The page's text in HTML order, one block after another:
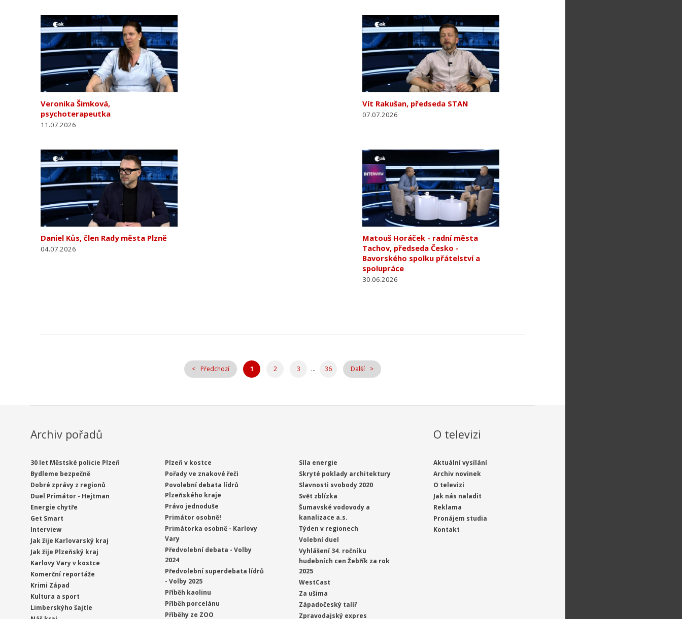
Veronika Šimková,
psychoterapeutka
11.07.2026
Vít Rakušan, předseda STAN
07.07.2026
Daniel Kůs, člen Rady města Plzně
04.07.2026
Matouš Horáček - radní města
Tachov, předseda Česko -
Bavorského spolku přátelství a
spolupráce
30.06.2026
Předchozí 1 2 3 ... 36 Další
Archiv pořadů
30 let Městské policie Plzeň
Bydleme bezpečně
Dobré zprávy z regionů
Duel Primátor - Hejtman
Energie chytře
Get Smart
Interview
Jak žije Karlovarský kraj
Jak žije Plzeňský kraj
Karlovy Vary v kostce
Komerční reportáže
Krimi Západ
Kultura a sport
Limberskýho šajtle
Plzeň v kostce
Pořady ve znakové řeči
Povolební debata lídrů
Plzeňského kraje
Právo jednoduše
Primátor osobně!
Primátorka osobně - Karlovy
Vary
Předvolební debata - Volby
2024
Předvolební superdebata lídrů
- Volby 2025
Příběh kaolinu
Příběh porcelánu
Příběhy ze ZOO
Síla energie
Skryté poklady architektury
Slavnosti svobody 2020
Svět zblízka
Šumavské vodovody a
kanalizace a.s.
Týden v regionech
Volební duel
Vyhlášení 34. ročníku
hudebních cen Žebřík za rok
2025
WestCast
Za ušima
Západočeský talíř
Zpravodajský expres
O televizi
Aktuální vysílání
Archiv novinek
O televizi
Jak nás naladit
Reklama
Pronájem studia
Kontakt